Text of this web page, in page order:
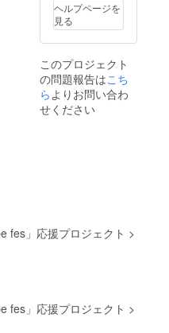
ヘルプページを
見る
このプロジェクト
の問題報告はこち
らよりお問い合わ
せください
fes」応援プロジェクト >
fes」応援プロジェクト >